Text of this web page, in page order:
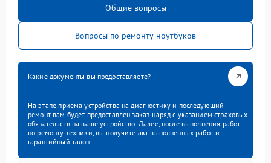
Общие вопросы
Вопросы по ремонту ноутбуков
Какие документы вы предоставляете?
На этапе приема устройства на диагностику и последующий
ремонт вам будет предоставлен заказ-наряд с указанием страховых
обязательств на ваше устройство. Далее, после выполнения работ
по ремонту техники, вы получите акт выполненных работ и
гарантийный талон.